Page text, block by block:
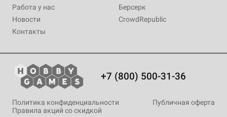
Работа у нас
Новости
Контакты
Берсерк
CrowdRepublic
+7 (800) 500-31-36
Политика конфиденциальности
Публичная оферта
Правила акций со скидкой